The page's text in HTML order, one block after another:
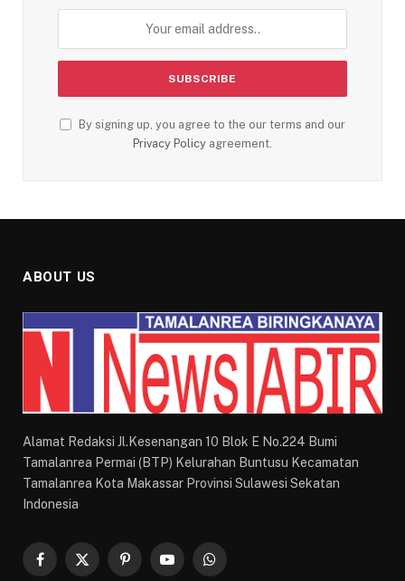
By signing up, you agree to the our terms and our
Privacy Policy agreement.
ABOUT US
Alamat Redaksi Jl.Kesenangan 10 Blok E No.224 Bumi
Tamalanrea Permai (BTP) Kelurahan Buntusu Kecamatan
Tamalanrea Kota Makassar Provinsi Sulawesi Sekatan
Indonesia
Facebook
X
PinterestYouTubeWhatsApp